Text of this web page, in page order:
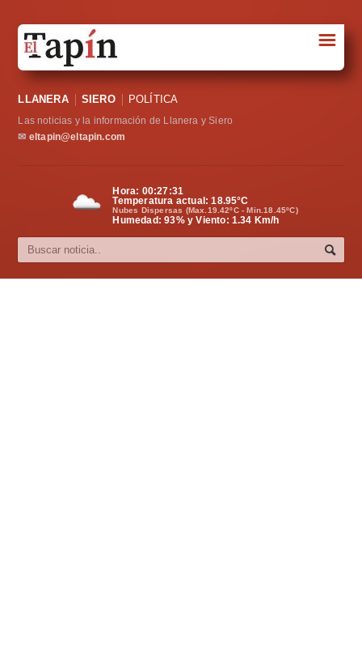
Sociedad
Política
Cultura
☰
LLANERA SIERO POLÍTICA
Las noticias y la información de Llanera y Siero
✉ eltapin@eltapin.com
Hora: 00:27:32
Temperatura actual:18.95°C
Nubes Dispersas (Max.19.42ºC - Min.18.45ºC)
Humedad: 93% y Viento: 1.34 Km/h